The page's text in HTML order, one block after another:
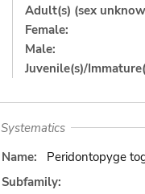
Adult(s) (sex
Female:
Male:
Juvenile(s)/
Systematics
Name:
Peridontopyge
Subfamily: